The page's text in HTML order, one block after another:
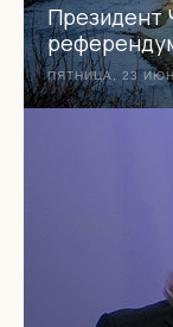
Президент
ПЯТНИЦА, 23